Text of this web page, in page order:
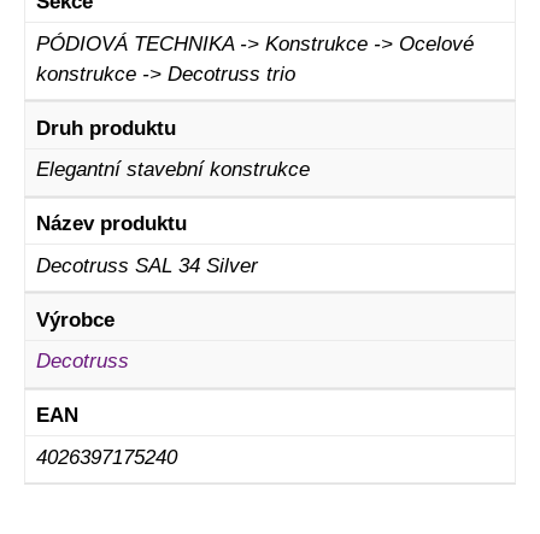
PÓDIOVÁ TECHNIKA -> Konstrukce -> Ocelové
konstrukce -> Decotruss trio
Druh produktu
Elegantní stavební konstrukce
Název produktu
Decotruss SAL 34 Silver
Výrobce
Decotruss
EAN
4026397175240